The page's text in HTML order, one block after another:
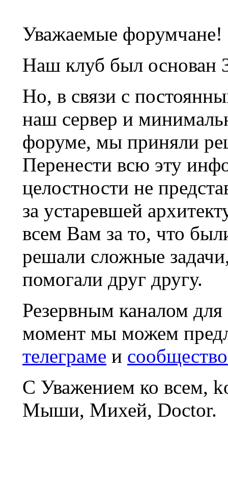
Уважаемые форумчане!
Наш клуб был основан
Но, в связи с
наш сервер и
форуме, мы приняли
Перенести всю эту
целостности не
за устаревшей
всем Вам за то, что
решали сложные
помогали друг другу.
Резервным каналом
момент мы можем
телеграме и
С Уважением ко всем,
Мыши, Михей, Doctor.